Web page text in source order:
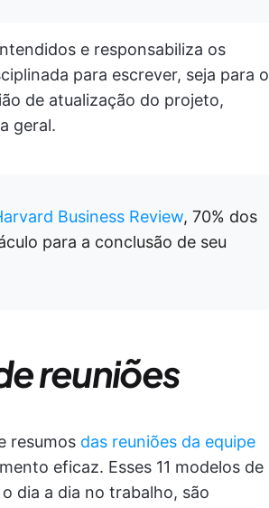
e responsabiliza os
para escrever, seja para o
de atualização do projeto,
geral.
Business Review, 70% dos
para a conclusão de seu
reuniões
resumos das reuniões da equipe
eficaz. Esses 11 modelos de
dia a dia no trabalho, são